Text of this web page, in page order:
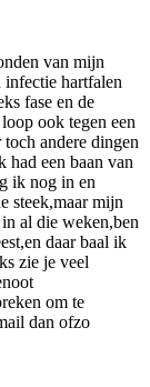
van mijn
hartfalen
fase en de
ook tegen een
andere dingen
had een baan van
ik nog in en
steek,maar mijn
al die weken,ben
daar baal ik
zie je veel
om te
dan ofzo